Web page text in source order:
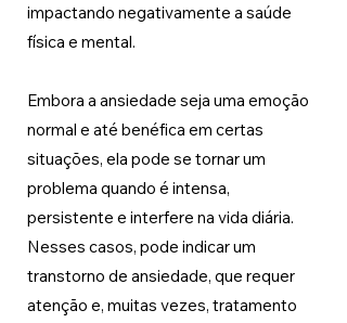
impactando negativamente a saúde
física e mental.
Embora a ansiedade seja uma emoção
normal e até benéfica em certas
situações, ela pode se tornar um
problema quando é intensa,
persistente e interfere na vida diária.
Nesses casos, pode indicar um
transtorno de ansiedade, que requer
atenção e, muitas vezes, tratamento